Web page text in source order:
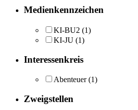
Medienkennzeichen
KI-BU2 (1)
KI-JU (1)
Interessenkreis
Abenteuer (1)
Zweigstellen